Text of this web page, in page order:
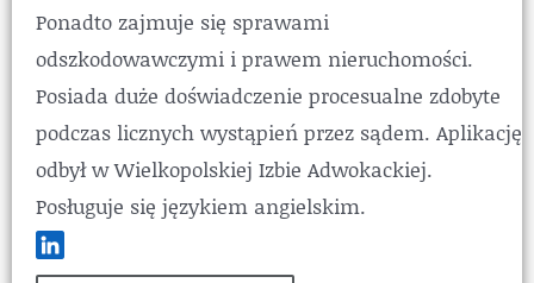
Ponadto zajmuje się sprawami
odszkodowawczymi i prawem nieruchomości.
Posiada duże doświadczenie procesualne zdobyte
podczas licznych wystąpień przez sądem. Aplikację
odbył w Wielkopolskiej Izbie Adwokackiej.
Posługuje się językiem angielskim.